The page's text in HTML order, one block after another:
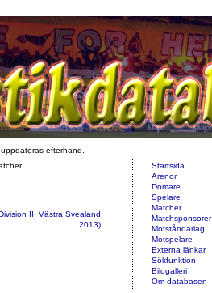
efterhand.
III Västra Svealand
2013)
Startsida
Arenor
Domare
Spelare
Matcher
Matchsponsorer
Motståndarlag
Motspelare
Externa länkar
Sökfunktion
Bildgalleri
Om databasen